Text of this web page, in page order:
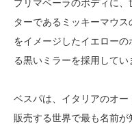
プリマベーラのボディに
ターであるミッキーマウ
をイメージしたイエロー
る黒いミラーを採用してい
ベスパは、イタリアのオ
販売する世界で最も名前